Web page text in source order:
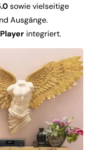
sowie vielseitige
Ausgänge.
integriert.